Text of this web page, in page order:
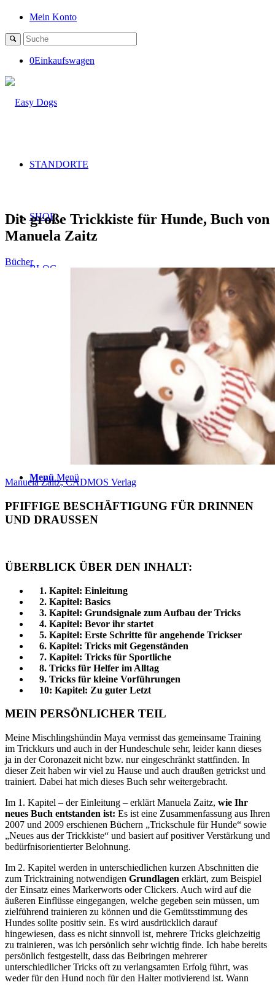
Mein Konto
0Einkaufswagen
STANDORTE
SHOP
BLOG
Menü Menü
Die große Trickkiste für Hunde, Buch von
Manuela Zaitz
Bücher
Manuela Zaitz, CADMOS Verlag
PFIFFIGE BESCHÄFTIGUNG FÜR DRINNEN
UND DRAUSSEN
ÜBERBLICK ÜBER DEN INHALT:
1. Kapitel: Einleitung
2. Kapitel: Basics
3. Kapitel: Grundsignale zum Aufbau der Tricks
4. Kapitel: Bevor ihr startet
5. Kapitel: Erste Schritte für angehende Trickser
6. Kapitel: Tricks mit Gegenständen
7. Kapitel: Tricks für Sportliche
8. Tricks für Helfer im Alltag
9. Tricks für kleine Vorführungen
10: Kapitel: Zu guter Letzt
MEIN PERSÖNLICHER TEIL
Meine Mischlingshündin Maya vermisst das gemeinsame Training
im Trickkurs und auch in der Hundeschule sehr, leider kann dieses
ja in der Coronazeit nicht bzw. nureingeschränkt stattfinden. In
dieser Zeit haben wirviel zu Hause und auch draußen getrickst und
trainiert. Dabei hat mich dieses Buch sehrweitergebracht.
Im 1. Kapitel – der Einleitung – erklärt Manuela Zaitz, wie Ihr
neues Buch entstanden ist: Es ist eine Zusammenfassung aus Ihren
2007 und 2009 erschienen Büchern „Trickschule für Hunde“ sowie
„Neues aus der Trickkiste“ und basiert auf positiver Verstärkung und
bedürfnisorientierter Belohnung.
Im 2. Kapitel werden in unterschiedlichen kurzen Abschnitten die
zum Tricktraining notwendigen Grundlagen erklärt, zum Beispiel
der Einsatz eines Markerworts oder Clickers. Auch wird auf die
äußeren Einflüsse eingegangen, welche gegeben sein müssen, um
zielführend trainieren zu können und die Gemütsstimmung des
Hundes sollte positiv sein. Es wird ausdrücklich darauf
hingewiesen, dass es nicht sinnvoll ist, mehrere Tricks gleichzeitig
zu trainieren, was ich persönlich sehr wichtig finde. Ich habe bereits
persönlich festgestellt, dass das Beibringen mehrerer
unterschiedlicher Tricks oft zu verlangsamten Erfolg führt, was
weder für den Hund noch für den Haltermotivierend ist. Wann